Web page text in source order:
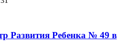
Развития Ребенка № 49 в